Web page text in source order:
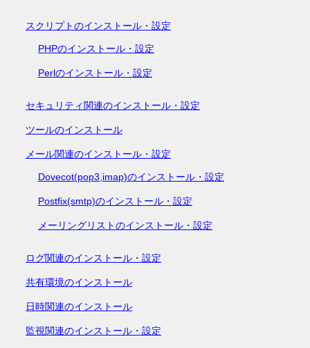
スクリプトのインストール・設定
PHPのインストール・設定
Perlのインストール・設定
セキュリティ関連のインストール・設定
ツールのインストール
メール関連のインストール・設定
Dovecot(pop3,imap)のインストール・設定
Postfix(smtp)のインストール・設定
メーリングリストのインストール・設定
ログ関連のインストール・設定
共有環境のインストール
日時関連のインストール
監視関連のインストール・設定